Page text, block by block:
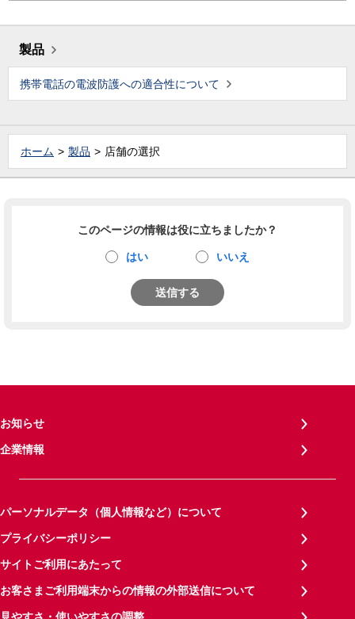
製品
携帯電話の電波防護への適合性について
ホーム 製品 店舗の選択
このページの情報は役に立ちましたか？
はい いいえ
送信する
お知らせ
企業情報
パーソナルデータ（個人情報など）について
プライバシーポリシー
サイトご利用にあたって
お客さまご利用端末からの情報の外部送信について